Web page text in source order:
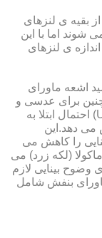
بقیه ی لنزهای
شوند اما با این
ی لنزهای
اشعه ماورای
برای عدسی و
قرنیه چشم مضراست.اشعه ماورای بنفش (UV) احتمال ابتلا به
می دهد.این
را کاهش می
(لکه زرد) می
بینایی لازم
بنفش شامل